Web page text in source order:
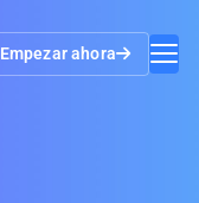
Empezar ahora